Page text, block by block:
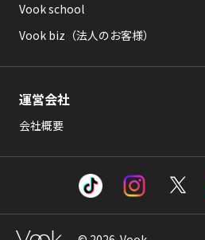
Vook school
Vook biz（法人のお客様）
運営会社
会社概要